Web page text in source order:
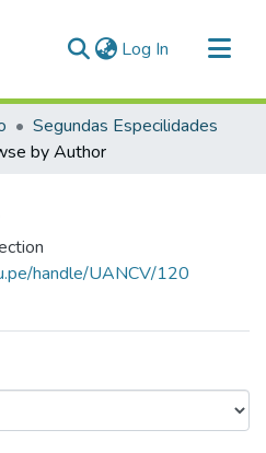
Log In (current)
Segundas Especilidades
by Author
handle/UANCV/120